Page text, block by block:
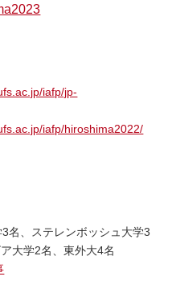
iafp/jp-
iafp/hiroshima2022/
名、ステレンボッシュ大学3
大学2名、東外大4名